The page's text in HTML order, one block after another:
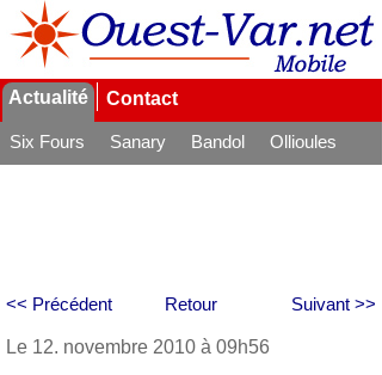
Actualité Contact
Six Fours Sanary Bandol
Ollioules
Retour
<< Précédent Suivant >>
Le 12. novembre 2010 à 09h56